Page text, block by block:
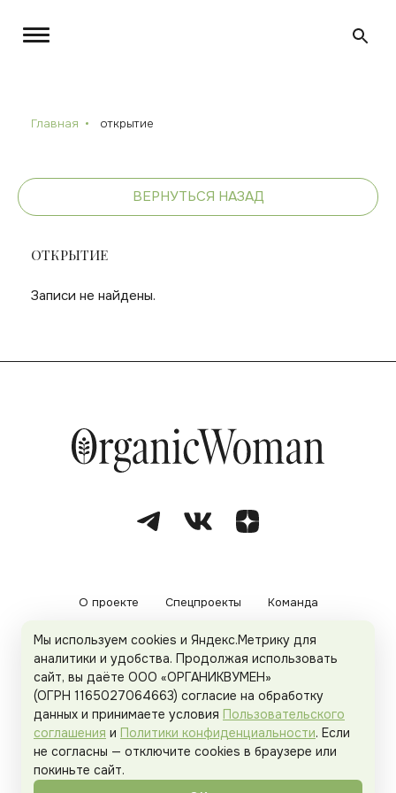
Главная открытие
ВЕРНУТЬСЯ НАЗАД
ОТКРЫТИЕ
Записи не найдены.
О проекте Спецпроекты Команда
Рекламодателям Политика конфиденциальности
Пользовательское соглашение
Organicwoman.ru . Все права защищены.
Мы используем cookies и Яндекс.Метрику для
аналитики и удобства. Продолжая использовать
сайт, вы даёте ООО «ОРГАНИКВУМЕН»
(ОГРН 1165027064663) согласие на обработку
данных и принимаете условия Пользовательского
соглашения и Политики конфиденциальности. Если
не согласны — отключите cookies в браузере или
покиньте сайт.